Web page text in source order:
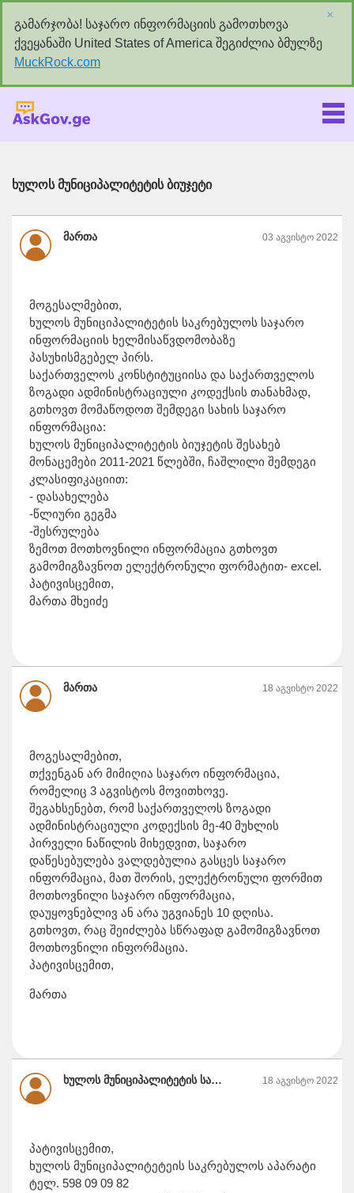
გამარჯობა! საჯარო ინფორმაციის გამოთხოვა
ქვეყანაში United States of America შეგიძლია ბმულზე
MuckRock.com
×
ხულოს მუნიციპალიტეტის ბიუჯეტი
მართა 03 აგვისტო 2022
მოგესალმებით,
ხულოს მუნიციპალიტეტის საკრებულოს საჯარო
ინფორმაციის ხელმისაწვდომობაზე
პასუხისმგებელ პირს.
საქართველოს კონსტიტუციისა და საქართველოს
ზოგადი ადმინისტრაციული კოდექსის თანახმად,
გთხოვთ მომაწოდოთ შემდეგი სახის საჯარო
ინფორმაცია:
ხულოს მუნიციპალიტეტის ბიუჯეტის შესახებ
მონაცემები 2011-2021 წლებში, ჩაშლილი შემდეგი
კლასიფიკაციით:
- დასახელება
-წლიური გეგმა
-შესრულება
ზემოთ მოთხოვნილი ინფორმაცია გთხოვთ
გამომიგზავნოთ ელექტრონული ფორმატით- excel.
პატივისცემით,
მართა მხეიძე
მართა 18 აგვისტო 2022
მოგესალმებით,
თქვენგან არ მიმიღია საჯარო ინფორმაცია,
რომელიც 3 აგვისტოს მოვითხოვე.
შეგახსენებთ, რომ საქართველოს ზოგადი
ადმინისტრაციული კოდექსის მე-40 მუხლის
პირველი ნაწილის მიხედვით, საჯარო
დაწესებულება ვალდებულია გასცეს საჯარო
ინფორმაცია, მათ შორის, ელექტრონული ფორმით
მოთხოვნილი საჯარო ინფორმაცია,
დაუყოვნებლივ ან არა უგვიანეს 10 დღისა.
გთხოვთ, რაც შეიძლება სწრაფად გამომიგზავნოთ
მოთხოვნილი ინფორმაცია.
პატივისცემით,
მართა
ხულოს მუნიციპალიტეტის საკრებულო 18 აგვისტო 2022
პატივისცემით,
ხულოს მუნიციპალიტეტეის საკრებულოს აპარატი
ტელ. 598 09 09 82